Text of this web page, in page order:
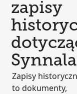
zapisy
Zapisy
to dokumenty,